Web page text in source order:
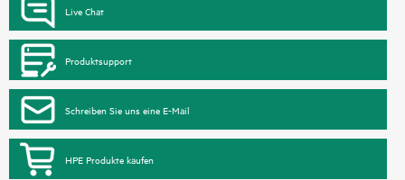
Live Chat
Produktsupport
Schreiben Sie uns eine E-Mail
HPE Produkte kaufen